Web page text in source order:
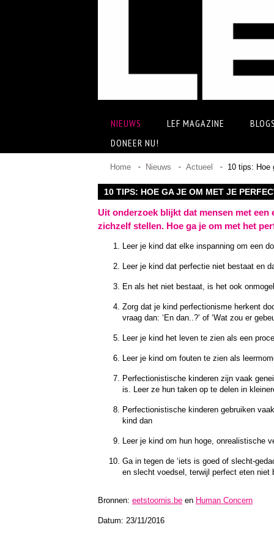
NIEUWS LEF MAGAZINE BLOGS
DONEER NU!
Home Nieuws Actueel 10 tips: Hoe
10 TIPS: HOE GA JE OM MET JE
Uit onderzoek blijkt dat mensen met
zichzelf stellen. Hoe ga je om met het
Leer je kind dat elke inspanning om een
Leer je kind dat perfectie niet bestaat en
En als het niet bestaat, is het ook
Zorg dat je kind perfectionisme herkent
vraag dan: ‘En dan..?’ of ‘Wat zou er
Leer je kind het leven te zien als een
Leer je kind om fouten te zien als
Perfectionistische kinderen zijn vaak
is. Leer ze hun taken op te delen in
Perfectionistische kinderen gebruiken
kind dan
Leer je kind om hun hoge, onrealistische
Ga in tegen de ‘iets is goed of slecht-
en slecht voedsel, terwijl perfect eten
Bronnen: eetstoornis.be en Human Concern
Datum: 23/11/2016